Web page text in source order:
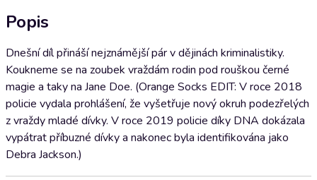
Popis
Dnešní díl přináší nejznámější pár v dějinách kriminalistiky.
Koukneme se na zoubek vraždám rodin pod rouškou černé
magie a taky na Jane Doe. (Orange Socks EDIT: V roce 2018
policie vydala prohlášení, že vyšetřuje nový okruh podezřelých
z vraždy mladé dívky. V roce 2019 policie díky DNA dokázala
vypátrat příbuzné dívky a nakonec byla identifikována jako
Debra Jackson.)